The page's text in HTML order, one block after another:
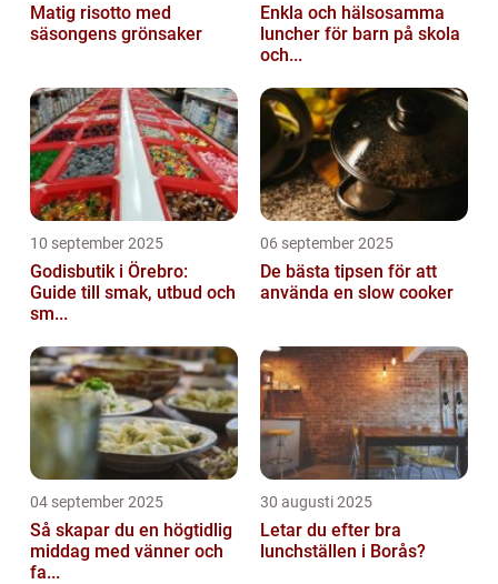
Matig risotto med
säsongens grönsaker
Enkla och hälsosamma
luncher för barn på skola
och...
10 september 2025
Godisbutik i Örebro:
Guide till smak, utbud och
sm...
06 september 2025
De bästa tipsen för att
använda en slow cooker
04 september 2025
Så skapar du en högtidlig
middag med vänner och
fa...
30 augusti 2025
Letar du efter bra
lunchställen i Borås?